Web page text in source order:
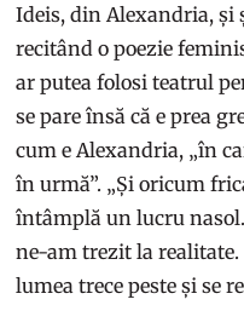
Ideis, din Alexandria, și
recitând o poezie
ar putea folosi teatrul
se pare însă că e prea
cum e Alexandria, „în
în urmă”. „Și oricum
întâmplă un lucru
ne-am trezit la
lumea trece peste și se